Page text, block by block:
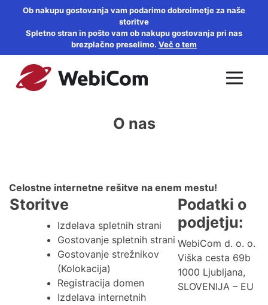
Ob nakupu gostovanja vam podarimo dobroimetje za naše
storitve
Spletno stran in pošto vam ob nakupu gostovanja pri nas
brezplačno preselimo. Več o tem
O nas
Celostne internetne rešitve na enem mestu!
Storitve
Izdelava spletnih strani
Gostovanje spletnih strani
Gostovanje strežnikov
(Kolokacija)
Registracija domen
Izdelava internetnih
Podatki o
podjetju:
WebiCom d. o. o.
Viška cesta 69b
1000 Ljubljana,
SLOVENIJA – EU